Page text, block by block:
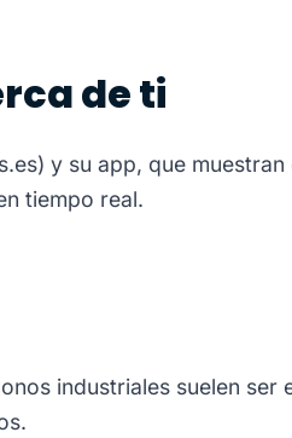
de ti
y su app, que
tiempo real.
industriales suelen